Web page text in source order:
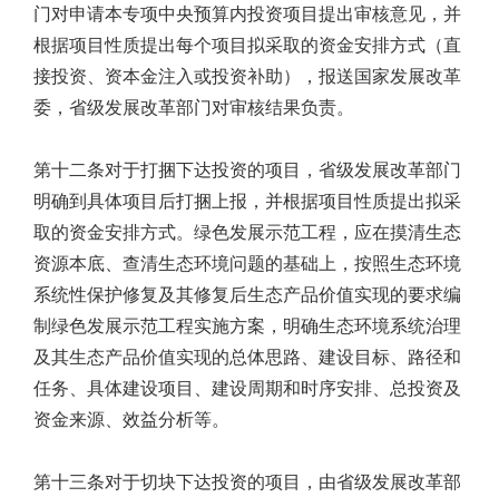
门对申请本专项中央预算内投资项目提出审核意见，并
根据项目性质提出每个项目拟采取的资金安排方式（直
接投资、资本金注入或投资补助），报送国家发展改革
委，省级发展改革部门对审核结果负责。
第十二条对于打捆下达投资的项目，省级发展改革部门
明确到具体项目后打捆上报，并根据项目性质提出拟采
取的资金安排方式。绿色发展示范工程，应在摸清生态
资源本底、查清生态环境问题的基础上，按照生态环境
系统性保护修复及其修复后生态产品价值实现的要求编
制绿色发展示范工程实施方案，明确生态环境系统治理
及其生态产品价值实现的总体思路、建设目标、路径和
任务、具体建设项目、建设周期和时序安排、总投资及
资金来源、效益分析等。
第十三条对于切块下达投资的项目，由省级发展改革部